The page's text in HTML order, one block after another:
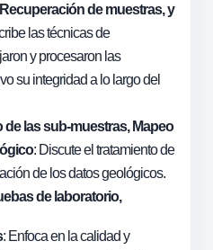
de muestras, y
las técnicas de
y procesaron las
su integridad a lo largo del
de las sub-muestras, Mapeo
: Discute el tratamiento de
de los datos geológicos.
de laboratorio,
: Enfoca en la calidad y